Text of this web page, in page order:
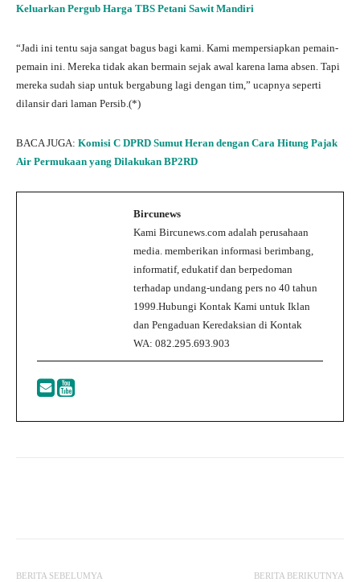
Keluarkan Pergub Harga TBS Petani Sawit Mandiri
“Jadi ini tentu saja sangat bagus bagi kami. Kami mempersiapkan pemain-
pemain ini. Mereka tidak akan bermain sejak awal karena lama absen. Tapi
mereka sudah siap untuk bergabung lagi dengan tim,” ucapnya seperti
dilansir dari laman Persib.(*)
BACA JUGA: Komisi C DPRD Sumut Heran dengan Cara Hitung Pajak
Air Permukaan yang Dilakukan BP2RD
Bircunews
Kami Bircunews.com adalah perusahaan
media. memberikan informasi berimbang,
informatif, edukatif dan berpedoman
terhadap undang-undang pers no 40 tahun
1999.Hubungi Kontak Kami untuk Iklan
dan Pengaduan Keredaksian di Kontak
WA: 082.295.693.903
BERITA SEBELUMYA BERITA BERIKUTNYA